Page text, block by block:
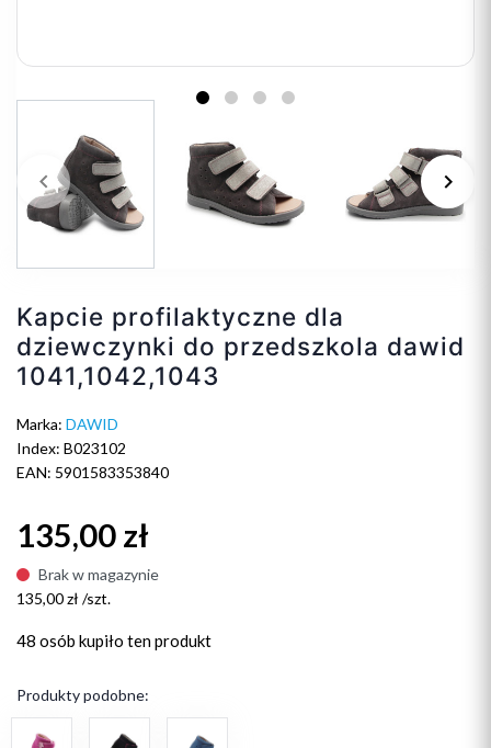
Poprzedni
keyboard_arrow_left keyboard_arrow_right
Kapcie profilaktyczne dla
dziewczynki do przedszkola dawid
1041,1042,1043
Marka: DAWID
Index: B023102
EAN: 5901583353840
135,00 zł
Brak w magazynie
135,00 zł /szt.
48 osób kupiło ten produkt
Produkty podobne: